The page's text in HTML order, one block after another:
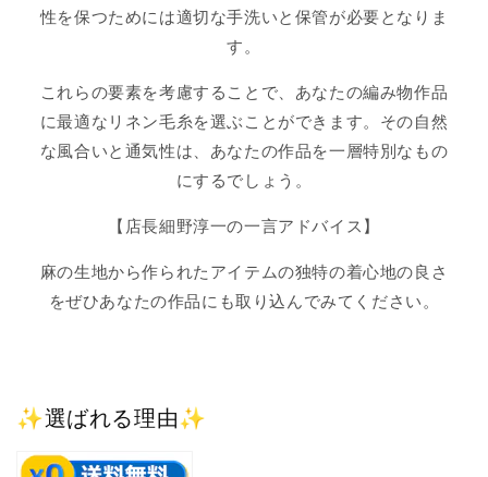
性を保つためには適切な手洗いと保管が必要となりま
す。
これらの要素を考慮することで、あなたの編み物作品
に最適なリネン毛糸を選ぶことができます。その自然
な風合いと通気性は、あなたの作品を一層特別なもの
にするでしょう。
【店長細野淳一の一言アドバイス】
麻の生地から作られたアイテムの独特の着心地の良さ
をぜひあなたの作品にも取り込んでみてください。
✨選ばれる理由✨